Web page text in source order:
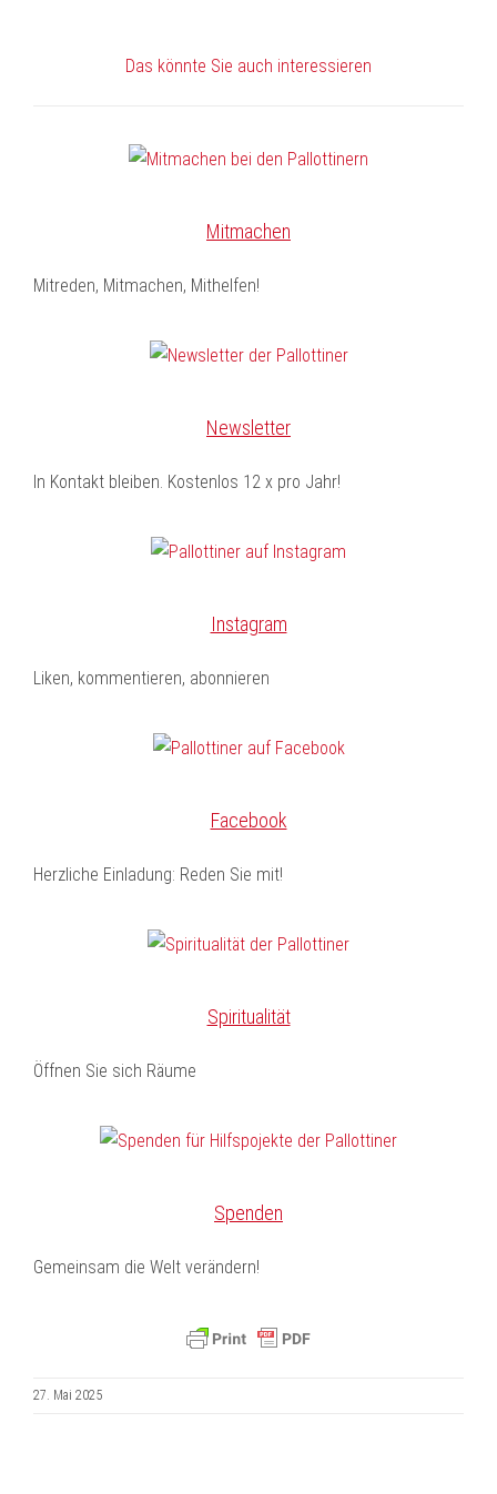
Das könnte Sie auch interessieren
Mitmachen
Mitreden, Mitmachen, Mithelfen!
Newsletter
In Kontakt bleiben. Kostenlos 12 x pro Jahr!
Instagram
Liken, kommentieren, abonnieren
Facebook
Herzliche Einladung: Reden Sie mit!
Spiritualität
Öffnen Sie sich Räume
Spenden
Gemeinsam die Welt verändern!
27. Mai 2025